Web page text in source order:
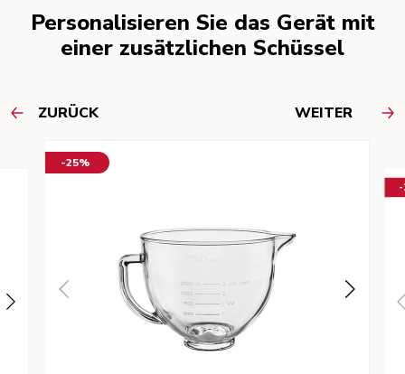
Personalisieren Sie das Gerät mit
einer zusätzlichen Schüssel
ZURÜCK WEITER
-25%
-